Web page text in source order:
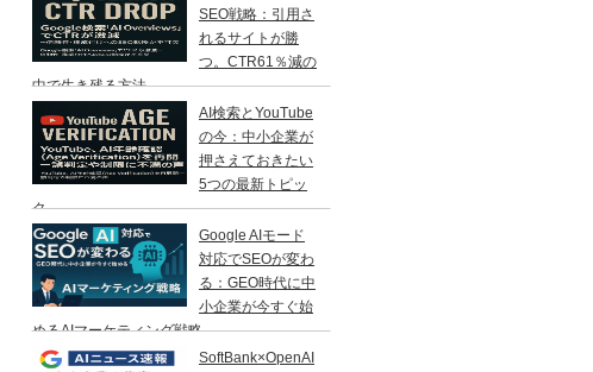
SEO戦略：引用さ
れるサイトが勝
つ。CTR61％減の
中で生き残る方法
AI検索とYouTube
の今：中小企業が
押さえておきたい
5つの最新トピッ
ク
Google AIモード
対応でSEOが変わ
る：GEO時代に中
小企業が今すぐ始
めるAIマーケティング戦略
SoftBank×OpenAI